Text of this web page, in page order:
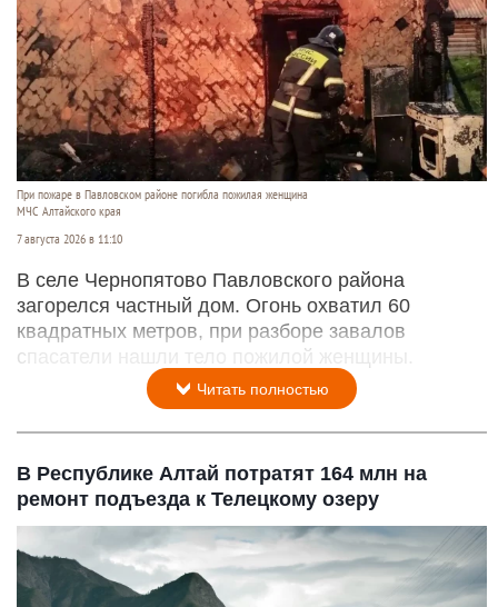
При пожаре в Павловском районе погибла пожилая женщина
МЧС Алтайского края
7 августа 2026 в 11:10
В селе Чернопятово Павловского района
загорелся частный дом. Огонь охватил 60
квадратных метров, при разборе завалов
спасатели нашли тело пожилой женщины.
Читать полностью
В Республике Алтай потратят 164 млн на
ремонт подъезда к Телецкому озеру